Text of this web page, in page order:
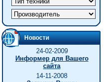
Новости
24-02-2009
Информер для Вашего
сайта
14-11-2008